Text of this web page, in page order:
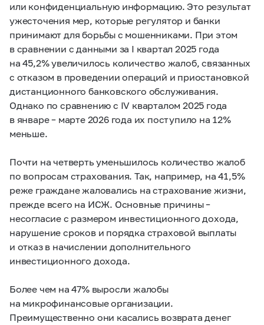
или конфиденциальную информацию. Это результат
ужесточения мер, которые регулятор и банки
принимают для борьбы с мошенниками. При этом
в сравнении с данными за I квартал 2025 года
на 45,2% увеличилось количество жалоб, связанных
с отказом в проведении операций и приостановкой
дистанционного банковского обслуживания.
Однако по сравнению с IV кварталом 2025 года
в январе – марте 2026 года их поступило на 12%
меньше.
Почти на четверть уменьшилось количество жалоб
по вопросам страхования. Так, например, на 41,5%
реже граждане жаловались на страхование жизни,
прежде всего на ИСЖ. Основные причины –
несогласие с размером инвестиционного дохода,
нарушение сроков и порядка страховой выплаты
и отказ в начислении дополнительного
инвестиционного дохода.
Более чем на 47% выросли жалобы
на микрофинансовые организации.
Преимущественно они касались возврата денег